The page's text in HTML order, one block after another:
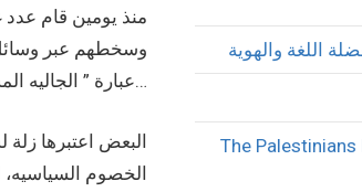
منذ يومين قام عدد
وسخطهم عبر
عبارة ” الجاليه المسيحية” واصفه بها ابناء الشعب الفلسطيني من ملة نبينا عيسى عليه السلام…
البعض اعتبرها
الخصوم السياسيه،
اللغة والهوية
The